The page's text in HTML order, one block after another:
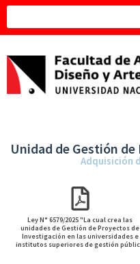
Unidad de Gestión
Adquisición
Ley N° 6579/2025 "La cual crea las
unidades de Gestión de Proyectos de
Investigación en las universidades e
institutos superiores de gestión